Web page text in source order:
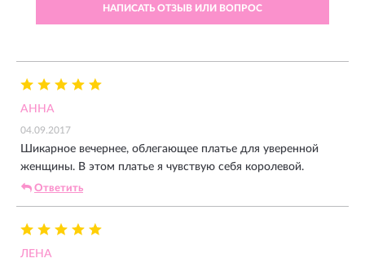
НАПИСАТЬ ОТЗЫВ ИЛИ ВОПРОС
АННА
04.09.2017
Шикарное вечернее, облегающее платье для уверенной
женщины. В этом платье я чувствую себя королевой.
Ответить
ЛЕНА